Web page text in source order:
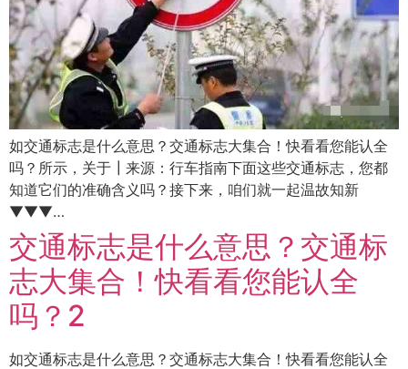
如交通标志是什么意思？交通标志大集合！快看看您能认全
吗？所示，关于┃来源：行车指南下面这些交通标志，您都
知道它们的准确含义吗？接下来，咱们就一起温故知新
▼▼▼…
交通标志是什么意思？交通标
志大集合！快看看您能认全
吗？2
如交通标志是什么意思？交通标志大集合！快看看您能认全